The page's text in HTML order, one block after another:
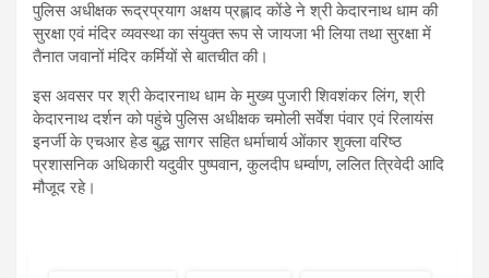
पुलिस अधीक्षक रूद्रप्रयाग अक्षय प्रह्लाद कोंडे ने श्री केदारनाथ धाम की
सुरक्षा एवं मंदिर व्यवस्था का संयुक्त रूप से जायजा भी लिया तथा सुरक्षा में
तैनात जवानों मंदिर कर्मियों से बातचीत की।
इस अवसर पर श्री केदारनाथ धाम के मुख्य पुजारी शिवशंकर लिंग, श्री
केदारनाथ दर्शन को पहुंचे पुलिस अधीक्षक चमोली सर्वेश पंवार एवं रिलायंस
इनर्जी के एचआर हेड बुद्ध सागर सहित धर्माचार्य ओंकार शुक्ला वरिष्ठ
प्रशासनिक अधिकारी यदुवीर पुष्पवान, कुलदीप धर्म्वाण, ललित त्रिवेदी आदि
मौजूद रहे।